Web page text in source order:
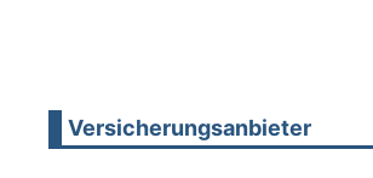
Versicherungsanbieter